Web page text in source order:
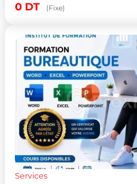
0 DT (Fixe)
Services